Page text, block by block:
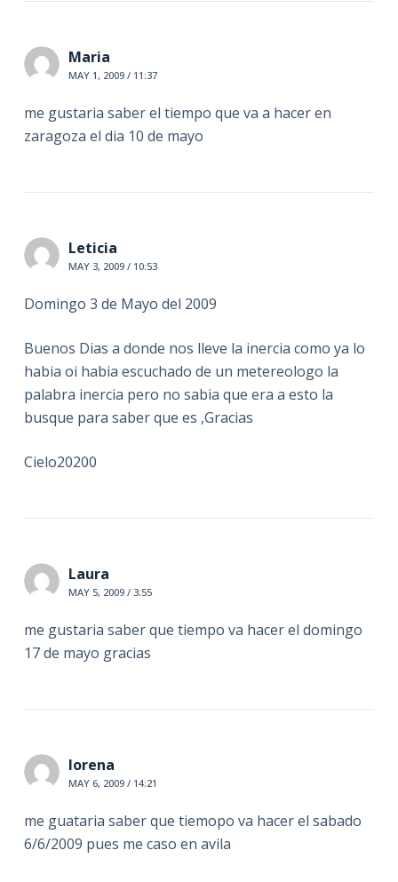
Maria
MAY 1, 2009 / 11:37
me gustaria saber el tiempo que va a hacer en
zaragoza el dia 10 de mayo
Leticia
MAY 3, 2009 / 10:53
Domingo 3 de Mayo del 2009
Buenos Dias a donde nos lleve la inercia como ya lo
habia oi habia escuchado de un metereologo la
palabra inercia pero no sabia que era a esto la
busque para saber que es ,Gracias
Cielo20200
Laura
MAY 5, 2009 / 3:55
me gustaria saber que tiempo va hacer el domingo
17 de mayo gracias
lorena
MAY 6, 2009 / 14:21
me guataria saber que tiemopo va hacer el sabado
6/6/2009 pues me caso en avila